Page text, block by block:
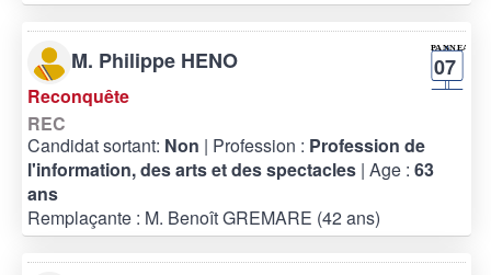
M. Philippe HENO 07
Reconquête
REC
Candidat sortant: Non | Profession : Profession de
l'information, des arts et des spectacles | Age : 63
ans
Remplaçante : M. Benoît GREMARE (42 ans)